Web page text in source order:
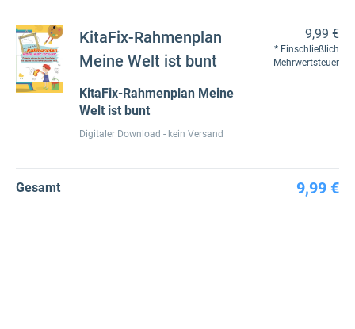
KitaFix-Rahmenplan
Meine Welt ist bunt
KitaFix-Rahmenplan Meine
Welt ist bunt
Digitaler Download - kein Versand
9,99 €
Einschließlich
Mehrwertsteuer
Gesamt 9,99 €